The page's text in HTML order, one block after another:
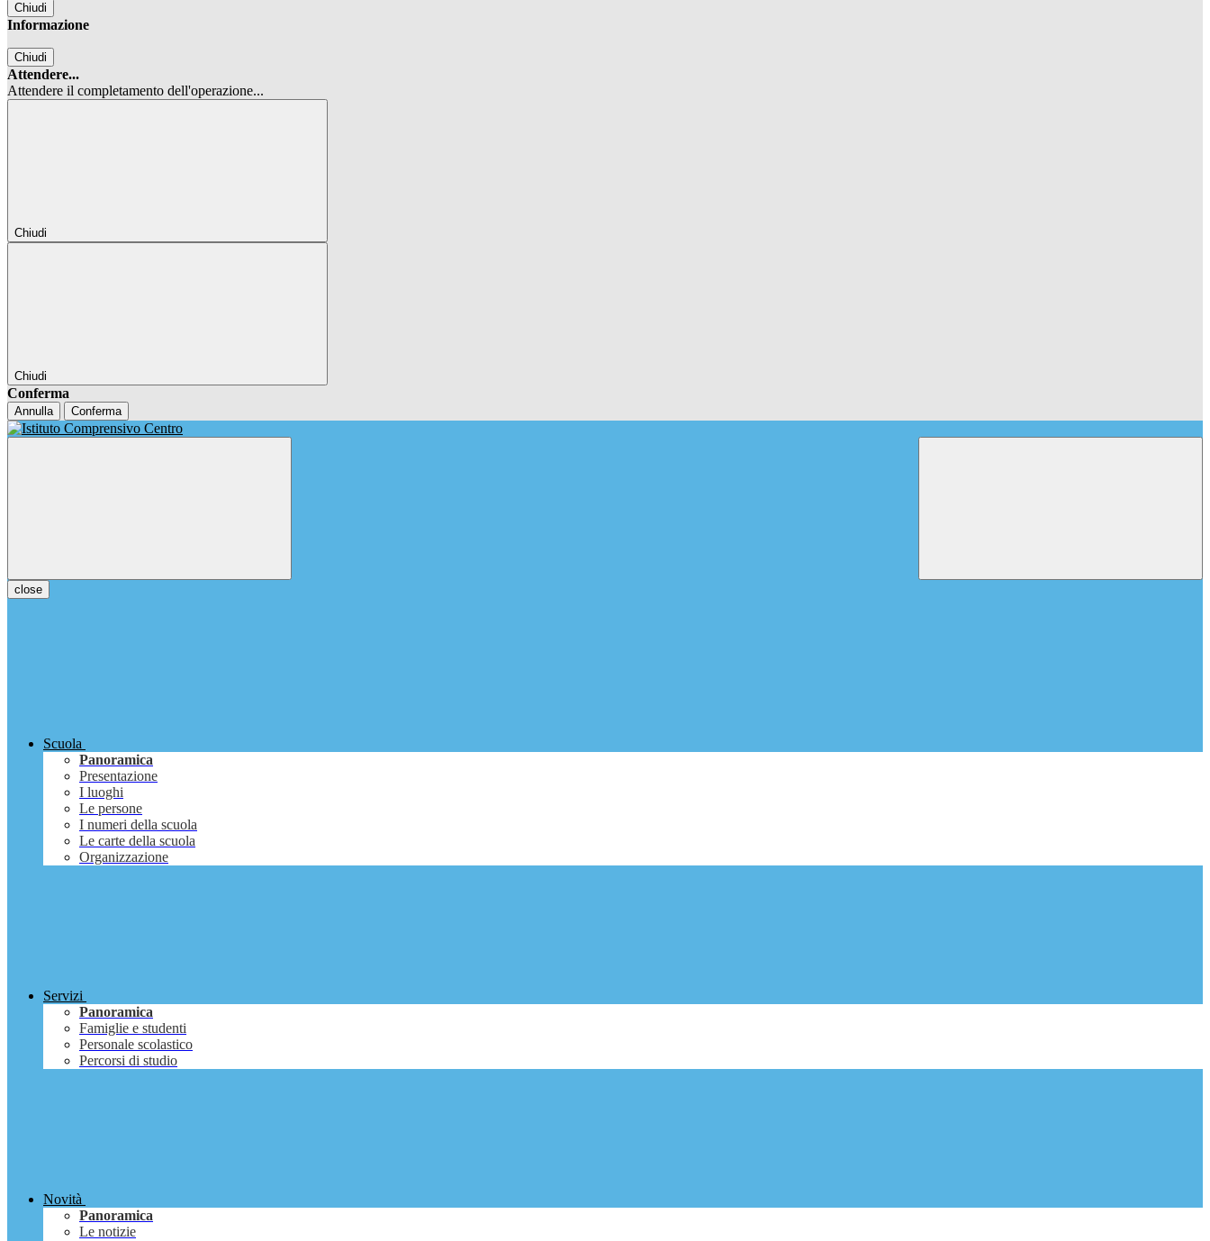
Chiudi
Informazione
Chiudi
Attendere...
Attendere il completamento dell'operazione...
Chiudi
Chiudi
Conferma
Annulla Conferma
close
Scuola
Panoramica
Presentazione
I luoghi
Le persone
I numeri della scuola
Le carte della scuola
Organizzazione
Servizi
Panoramica
Famiglie e studenti
Personale scolastico
Percorsi di studio
Novità
Panoramica
Le notizie